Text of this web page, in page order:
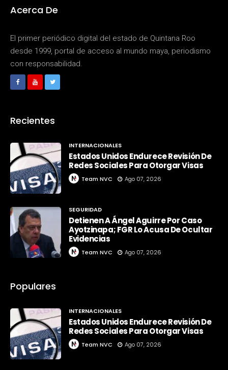
Acerca De
El primer periódico digital del estado de Quintana Roo
desde 1999, portal de acceso al mundo maya, periodismo
con responsabilidad.
Recientes
INTERNACIONALES
Estados Unidos Endurece Revisión De
Redes Sociales Para Otorgar Visas
Team NVC Ago 07, 2026
SEGURIDAD
Detienen A Ángel Aguirre Por Caso
Ayotzinapa; FGR Lo Acusa De Ocultar
Evidencias
Team NVC Ago 07, 2026
Populares
INTERNACIONALES
Estados Unidos Endurece Revisión De
Redes Sociales Para Otorgar Visas
Team NVC Ago 07, 2026